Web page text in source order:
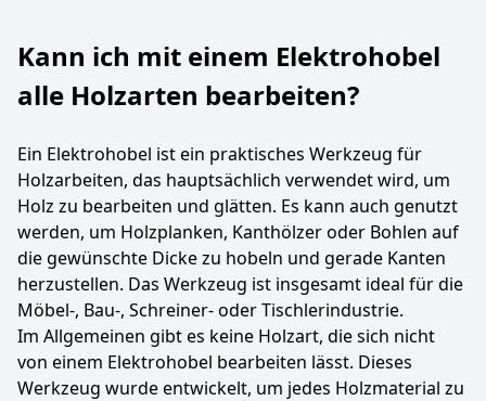
Kann ich mit einem Elektrohobel
alle Holzarten bearbeiten?
Ein Elektrohobel ist ein praktisches Werkzeug für
Holzarbeiten, das hauptsächlich verwendet wird, um
Holz zu bearbeiten und glätten. Es kann auch genutzt
werden, um Holzplanken, Kanthölzer oder Bohlen auf
die gewünschte Dicke zu hobeln und gerade Kanten
herzustellen. Das Werkzeug ist insgesamt ideal für die
Möbel-, Bau-, Schreiner- oder Tischlerindustrie.
Im Allgemeinen gibt es keine Holzart, die sich nicht
von einem Elektrohobel bearbeiten lässt. Dieses
Werkzeug wurde entwickelt, um jedes Holzmaterial zu